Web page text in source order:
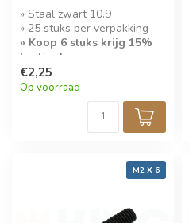
» Staal zwart 10.9
» 25 stuks per verpakking
» Koop 6 stuks krijg 15%
korting!
€2,25
Op voorraad
M2 X 6